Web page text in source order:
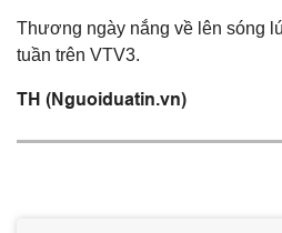
Thương ngày nắng về lên sóng
tuần trên VTV3.
TH (Nguoiduatin.vn)